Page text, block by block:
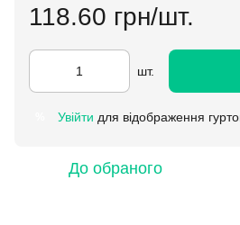
118.60 грн/шт.
шт.
Увійти для відображення
До обраного